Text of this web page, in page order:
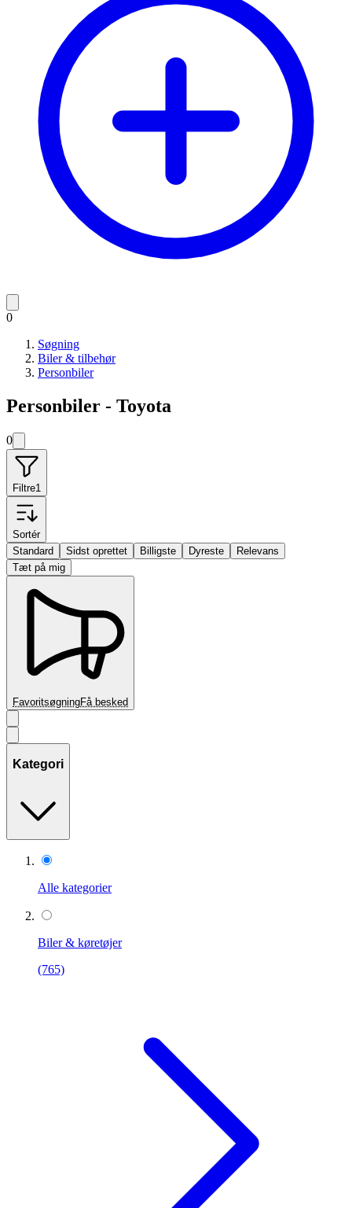
0
Søgning
Biler & tilbehør
Personbiler
Personbiler - Toyota
0
Filtre1
Sortér
Standard
Sidst oprettet Billigste Dyreste
Relevans
Tæt på mig
FavoritsøgningFå besked
Kategori
Alle kategorier
Biler & køretøjer
(765)